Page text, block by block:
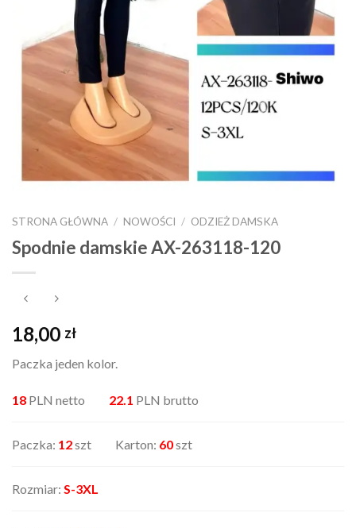
STRONA GŁÓWNA / NOWOŚCI / ODZIEŻ DAMSKA
Spodnie damskie AX-263118-120
18,00 zł
Paczka jeden kolor.
18 PLN netto 22.1 PLN brutto
Paczka: 12szt Karton: 60szt
Rozmiar: S-3XL